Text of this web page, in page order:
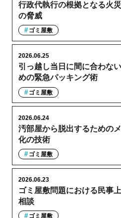
行政代執行の根拠となる火
の脅威
ゴミ屋敷
引っ越し当日に間に合わな
めの緊急パッキング術
2026.06.25
ゴミ屋敷
汚部屋から脱出するための
化の技術
2026.06.24
ゴミ屋敷
ゴミ屋敷問題における民事
相談
2026.06.23
ゴミ屋敷